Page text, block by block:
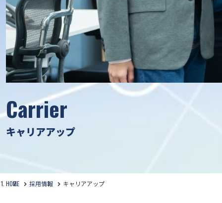
Carrier
キャリアアップ
HOME 採用情報 キャリアアップ